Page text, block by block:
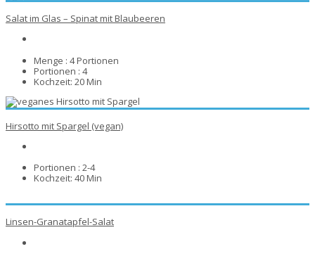
Salat im Glas – Spinat mit Blaubeeren
Menge : 4 Portionen
Portionen : 4
Kochzeit: 20 Min
Hirsotto mit Spargel (vegan)
Portionen : 2-4
Kochzeit: 40 Min
Linsen-Granatapfel-Salat